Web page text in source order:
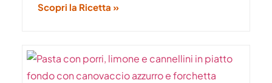
Scopri la Ricetta »